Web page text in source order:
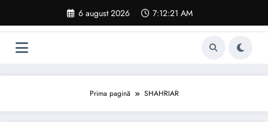
conținut
6 august 2026 7:12:22 AM
Prima pagină SHAHRIAR